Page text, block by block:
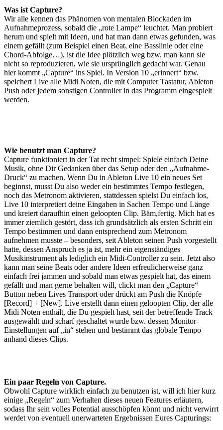
Was ist Capture?
Wir alle kennen das Phänomen von mentalen Blockaden im
Aufnahmeprozess, sobald die „rote Lampe“ leuchtet. Man probiert
herum und spielt mit Ideen, und hat man dann etwas gefunden, was
einem gefällt (zum Beispiel einen Beat, eine Basslinie oder eine
Chord-Abfolge…), ist die Idee plötzlich weg bzw. man kann sie
nicht so reproduzieren, wie sie ursprünglich gedacht war. Genau
hier kommt „Capture“ ins Spiel. In Version 10 „erinnert“ bzw.
speichert Live alle Midi Noten, die mit Computer Tastatur, Ableton
Push oder jedem sonstigen Controller in das Programm eingespielt
werden.
Wie benutzt man Capture?
Capture funktioniert in der Tat recht simpel: Spiele einfach Deine
Musik, ohne Dir Gedanken über das Setup oder den „Aufnahme-
Druck“ zu machen. Wenn Du in Ableton Live 10 ein neues Set
beginnst, musst Du also weder ein bestimmtes Tempo festlegen,
noch das Metronom aktivieren, stattdessen spielst Du einfach los,
Live 10 interpretiert deine Eingaben in Sachen Tempo und Länge
und kreiert daraufhin einen geloopten Clip. Bäm,fertig. Mich hat es
immer ziemlich gestört, dass ich grundsätzlich als ersten Schritt ein
Tempo bestimmen und dann entsprechend zum Metronom
aufnehmen musste – besonders, seit Ableton seinen Push vorgestellt
hatte, dessen Anspruch es ja ist, mehr ein eigenständiges
Musikinstrument als lediglich ein Midi-Controller zu sein. Jetzt also
kann man seine Beats oder andere Ideen erfreulicherweise ganz
einfach frei jammen und sobald man etwas gespielt hat, das einem
gefällt und man gerne behalten will, clickt man den „Capture“
Button neben Lives Transport oder drückt am Push die Knöpfe
[Record] + [New]. Live erstellt dann einen geloopten Clip, der alle
Midi Noten enthält, die Du gespielt hast, seit der betreffende Track
ausgewählt und scharf geschaltet wurde bzw. dessen Monitor-
Einstellungen auf „in“ stehen und bestimmt das globale Tempo
anhand dieses Clips.
Ein paar Regeln von Capture.
Obwohl Capture wirklich einfach zu benutzen ist, will ich hier kurz
einige „Regeln“ zum Verhalten dieses neuen Features erläutern,
sodass Ihr sein volles Potential ausschöpfen könnt und nicht verwirrt
werdet von eventuell unerwarteten Ergebnissen Eures Capturings: